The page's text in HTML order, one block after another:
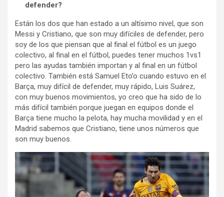
defender?
Están los dos que han estado a un altísimo nivel, que son
Messi y Cristiano, que son muy difíciles de defender, pero
soy de los que piensan que al final el fútbol es un juego
colectivo, al final en el fútbol, puedes tener muchos 1vs1
pero las ayudas también importan y al final en un fútbol
colectivo. También está Samuel Eto’o cuando estuvo en el
Barça, muy difícil de defender, muy rápido, Luis Suárez,
con muy buenos movimientos, yo creo que ha sido de lo
más difícil también porque juegan en equipos donde el
Barça tiene mucho la pelota, hay mucha movilidad y en el
Madrid sabemos que Cristiano, tiene unos números que
son muy buenos.